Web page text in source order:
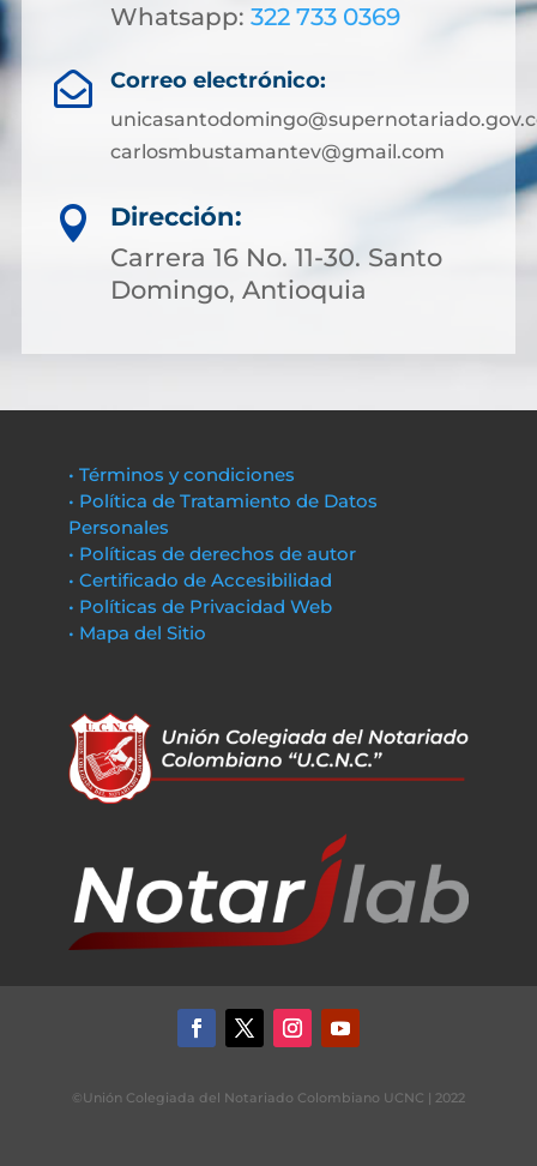
Whatsapp: 322 733 0369
 Correo electrónico:
carlosmbustamantev@gmail.com

Dirección:
Carrera 16 No. 11-30. Santo
Domingo, Antioquia
• Términos y condiciones
• Política de Tratamiento de Datos
Personales
• Políticas de derechos de autor
• Certificado de Accesibilidad
• Políticas de Privacidad Web
• Mapa del Sitio
©Unión Colegiada del Notariado Colombiano UCNC | 2022